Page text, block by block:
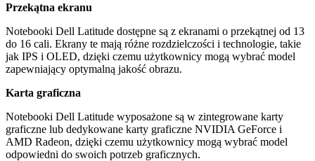
Przekątna ekranu
Notebooki Dell Latitude dostępne są z ekranami o przekątnej od 13
do 16 cali. Ekrany te mają różne rozdzielczości i technologie, takie
jak IPS i OLED, dzięki czemu użytkownicy mogą wybrać model
zapewniający optymalną jakość obrazu.
Karta graficzna
Notebooki Dell Latitude wyposażone są w zintegrowane karty
graficzne lub dedykowane karty graficzne NVIDIA GeForce i
AMD Radeon, dzięki czemu użytkownicy mogą wybrać model
odpowiedni do swoich potrzeb graficznych.